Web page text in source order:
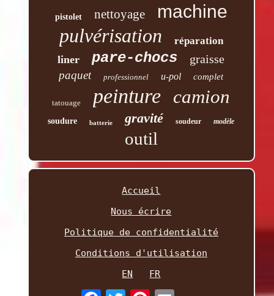
pistolet nettoyage machine
pulvérisation réparation
liner pare-chocs graisse
paquet professionnel u-pol complet
tatouage peinture camion
soudure batterie gravité soudeur modèle
outil
Accueil
Nous écrire
Politique de confidentialité
Conditions d'utilisation
EN
FR